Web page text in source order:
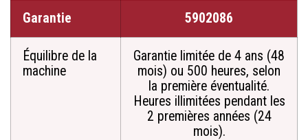
Garantie 5902086
Équilibre de la
machine
Garantie limitée de 4 ans (48
mois) ou 500 heures, selon
la première éventualité.
Heures illimitées pendant les
2 premières années (24
mois).